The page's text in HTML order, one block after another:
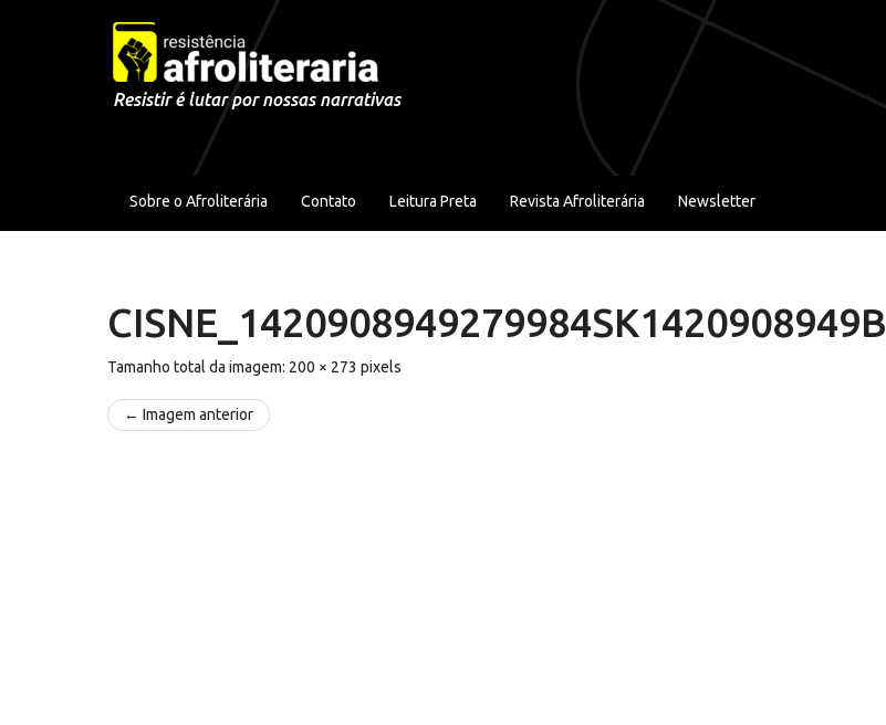
Pular para o conteúdo
Resistir é lutar por nossas narrativas
Sobre o Afroliterária Contato Leitura Preta Revista Afroliterária Newsletter
CISNE_1420908949279984SK1420908949B
Tamanho total da imagem: 200 × 273 pixels
← Imagem anterior